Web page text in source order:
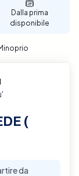
Dalla prima
disponibile
(
da